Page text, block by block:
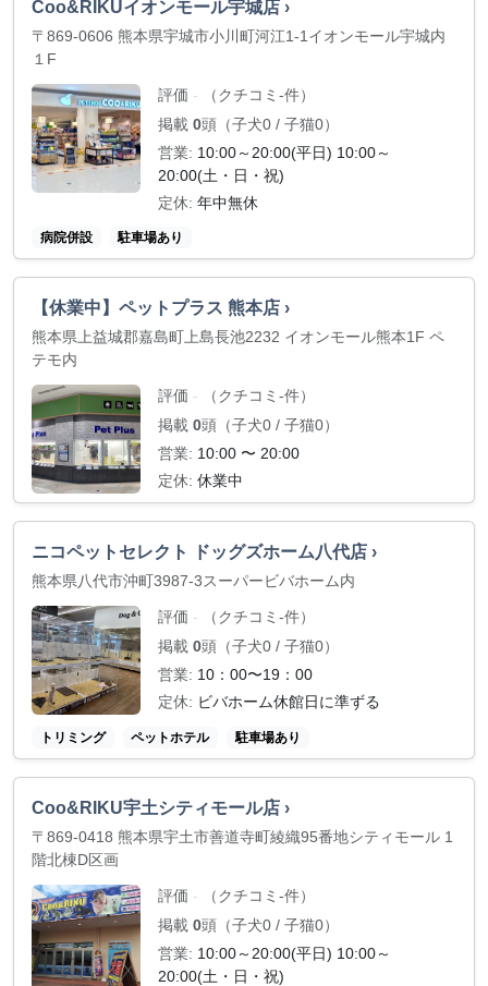
Coo&RIKUイオンモール宇城店 ›
〒869-0606 熊本県宇城市小川町河江1-1イオンモール宇城内
１F
評価 -
（クチコミ-件）
掲載 0頭（子犬0 / 子猫0）
営業: 10:00～20:00(平日) 10:00～
20:00(土・日・祝)
定休: 年中無休
病院併設 駐車場あり
【休業中】ペットプラス 熊本店 ›
熊本県上益城郡嘉島町上島長池2232 イオンモール熊本1F ペ
テモ内
評価 -
（クチコミ-件）
掲載 0頭（子犬0 / 子猫0）
営業: 10:00 〜 20:00
定休: 休業中
ニコペットセレクト ドッグズホーム八代店 ›
熊本県八代市沖町3987-3スーパービバホーム内
評価 -
（クチコミ-件）
掲載 0頭（子犬0 / 子猫0）
営業: 10：00〜19：00
定休: ビバホーム休館日に準ずる
トリミング ペットホテル 駐車場あり
Coo&RIKU宇土シティモール店 ›
〒869-0418 熊本県宇土市善道寺町綾織95番地シティモール 1
階北棟D区画
評価 -
（クチコミ-件）
掲載 0頭（子犬0 / 子猫0）
営業: 10:00～20:00(平日) 10:00～
20:00(土・日・祝)